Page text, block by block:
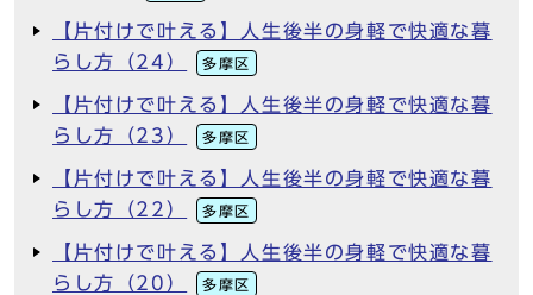
【片付けで叶える】人生後半の身軽で快適な暮
らし方（24）
多摩区
【片付けで叶える】人生後半の身軽で快適な暮
らし方（23）
多摩区
【片付けで叶える】人生後半の身軽で快適な暮
らし方（22）
多摩区
【片付けで叶える】人生後半の身軽で快適な暮
らし方（20）
多摩区